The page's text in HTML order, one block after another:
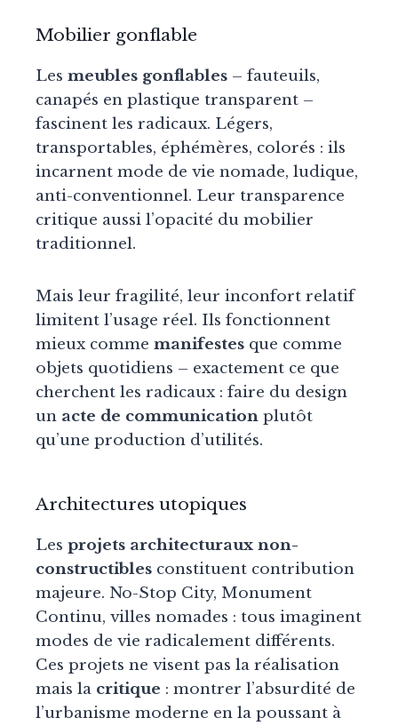
Mobilier gonflable
Les meubles gonflables – fauteuils,
canapés en plastique transparent –
fascinent les radicaux. Légers,
transportables, éphémères, colorés : ils
incarnent mode de vie nomade, ludique,
anti-conventionnel. Leur transparence
critique aussi l’opacité du mobilier
traditionnel.
Mais leur fragilité, leur inconfort relatif
limitent l’usage réel. Ils fonctionnent
mieux comme manifestes que comme
objets quotidiens – exactement ce que
cherchent les radicaux : faire du design
un acte de communication plutôt
qu’une production d’utilités.
Architectures utopiques
Les projets architecturaux non-
constructibles constituent contribution
majeure. No-Stop City, Monument
Continu, villes nomades : tous imaginent
modes de vie radicalement différents.
Ces projets ne visent pas la réalisation
mais la critique : montrer l’absurdité de
l’urbanisme moderne en la poussant à